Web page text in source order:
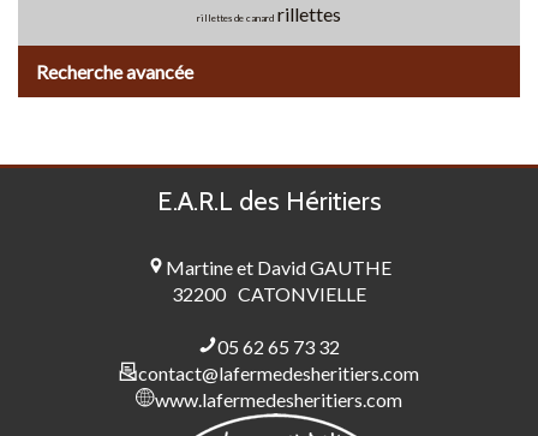
rillettes de canard rillettes
Recherche avancée
E.A.R.L des Héritiers
Martine et David GAUTHE
32200 CATONVIELLE
05 62 65 73 32
contact@lafermedesheritiers.com
www.lafermedesheritiers.com